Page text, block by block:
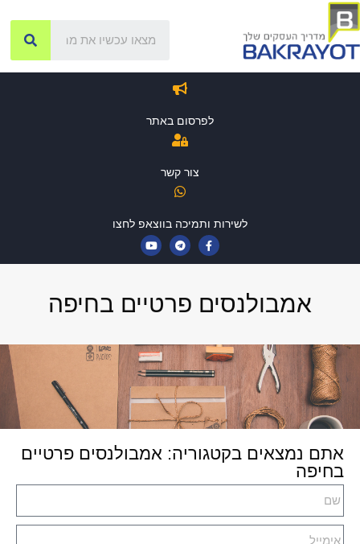
לפרסום באתר
צור קשר
לשירות ותמיכה בווצאפ לחצו
אמבולנסים פרטיים בחיפה
אתם נמצאים בקטגוריה: אמבולנסים פרטיים
בחיפה